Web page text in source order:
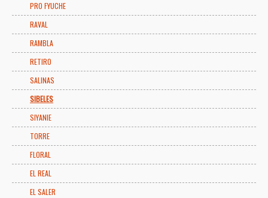
PRO FYUCHE
RAVAL
RAMBLA
RETIRO
SALINAS
SIBELES
SIYANIE
TORRE
FLORAL
EL REAL
EL SALER